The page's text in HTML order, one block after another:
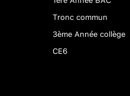
Tronc commun
3ème Année collège
CE6